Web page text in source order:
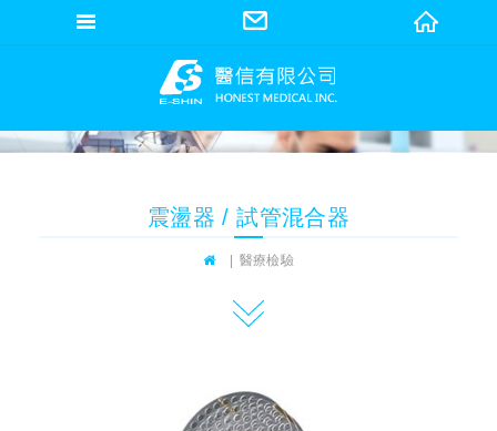
震盪器 / 試管混合器
醫療檢驗